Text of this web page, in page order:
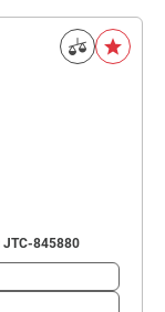
JTC-845880